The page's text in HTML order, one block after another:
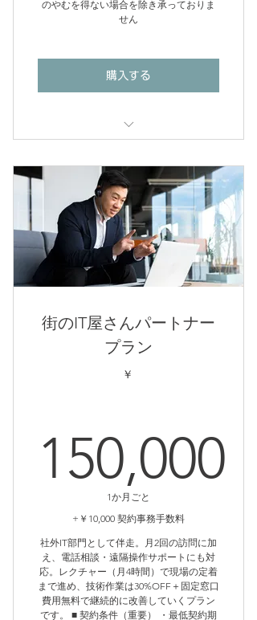
のやむを得ない場合を除き承っておりま
せん
購入する
・月1回の定期訪問ヒアリング時に
状況整理／改善の方向性の提案
・レクチャー：月2時間（プラン内
包）
・e-ラーニング：利用可
・補助金サポート：対応あり（範囲
は個別案内に従います）
■ 特典
■ レクチャー超過料金（約款に準
拠）
円（税別）
※月2時間を超える分は、上記の契
約者料金で追加できます。
街のIT屋さんパートナー
プラン
￥
150,000
1か月ごと
+￥10,000 契約事務手数料
社外IT部門として伴走。月2回の訪問に加
え、電話相談・遠隔操作サポートにも対
応。レクチャー（月4時間）で現場の定着
まで進め、技術作業は30%OFF＋固定窓口
費用無料で継続的に改善していくプラン
です。 ■ 契約条件（重要） ・最低契約期